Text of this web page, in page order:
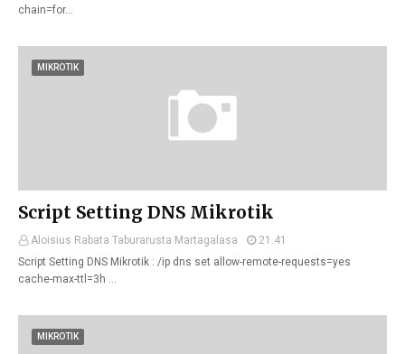
chain=for…
MIKROTIK
Script Setting DNS Mikrotik
Aloisius Rabata Taburarusta Martagalasa
21.41
Script Setting DNS Mikrotik : /ip dns set allow-remote-requests=yes
cache-max-ttl=3h …
MIKROTIK